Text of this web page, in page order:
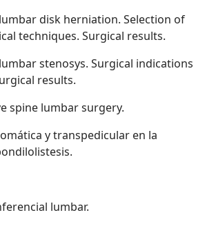
disk herniation. Selection of
techniques. Surgical results.
stenosys. Surgical indications
results.
spine lumbar surgery.
y transpedicular en la
lumbar.